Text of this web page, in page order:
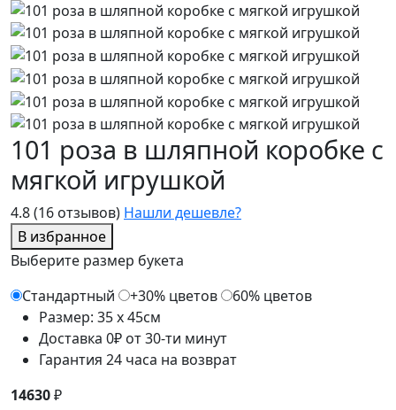
4.8(16 отзывов) Нашли дешевле?
В избранное
101 роза в шляпной коробке c
мягкой игрушкой
Выберите размер букета
Стандартный
+30% цветов
60% цветов
Размер: 35 x 45см
Доставка 0₽ от 30-ти минут
Гарантия 24 часа на возврат
14630₽